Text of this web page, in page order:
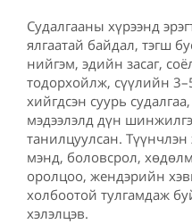
Судалгааны хүрээнд
ялгаатай байдал, тэгш
нийгэм, эдийн засаг,
тодорхойлж, сүүлийн
хийгдсэн суурь
мэдээлэлд дүн
танилцуулсан. Түүнчлэн
мэнд, боловсрол,
оролцоо, жендэрийн
холбоотой тулгамдаж
хэлэлцэв.